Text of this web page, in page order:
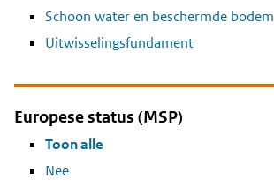
Schoon water en beschermde bodem
Uitwisselingsfundament
Europese status (MSP)
Toon alle
Nee